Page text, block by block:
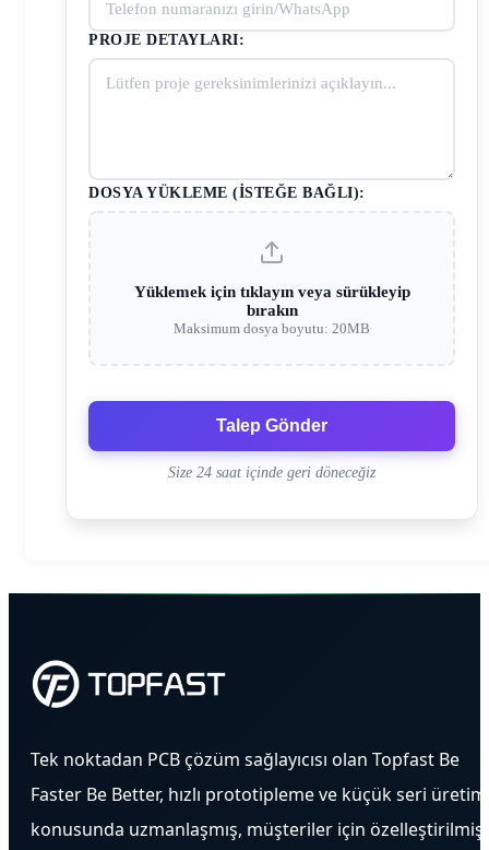
PROJE DETAYLARI:
DOSYA YÜKLEME (İSTEĞE BAĞLI):
Yüklemek için tıklayın veya sürükleyip
bırakın
Maksimum dosya boyutu: 20MB
Talep Gönder
Size 24 saat içinde geri döneceğiz
Tek noktadan PCB çözüm sağlayıcısı olan Topfast Be
Faster Be Better, hızlı prototipleme ve küçük seri üretim
konusunda uzmanlaşmış, müşteriler için özelleştirilmiş